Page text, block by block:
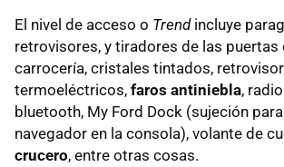
El nivel de acceso o Trendincluye
retrovisores, y tiradores de las puertas
carrocería, cristales tintados,
termoeléctricos, faros antiniebla,
bluetooth, My Ford Dock (sujeción para
navegador en la consola), volante de
crucero, entre otras cosas.